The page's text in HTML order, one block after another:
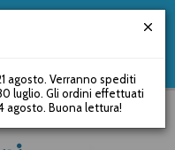
agosto. Verranno spediti
luglio. Gli ordini effettuati
agosto. Buona lettura!